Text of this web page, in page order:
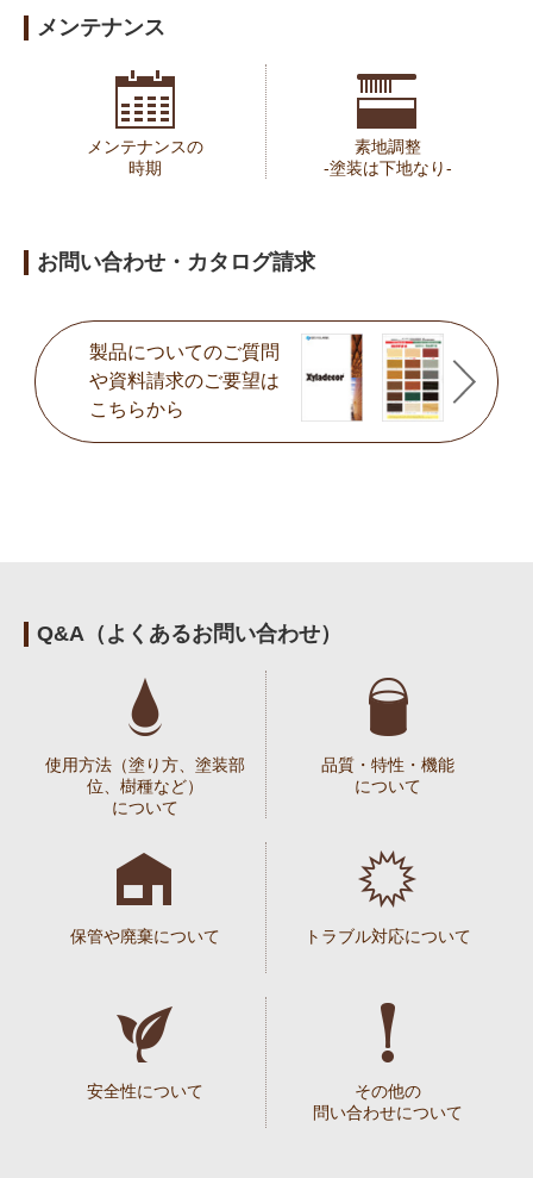
メンテナンス
メンテナンスの
時期
素地調整
-塗装は下地なり-
お問い合わせ・カタログ請求
製品についてのご質問
や資料請求のご要望は
こちらから
Q&A（よくあるお問い合わせ）
使用方法（塗り方、塗装部
位、樹種など）
について
品質・特性・機能
について
保管や廃棄について トラブル対応について
安全性について
その他の
問い合わせについて